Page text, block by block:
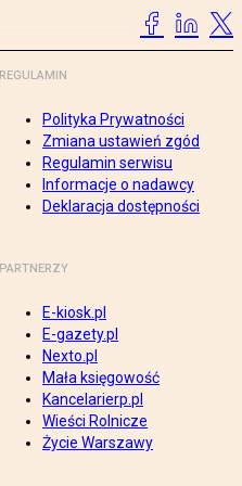
REGULAMIN
Polityka Prywatności
Zmiana ustawień zgód
Regulamin serwisu
Informacje o nadawcy
Deklaracja dostępności
PARTNERZY
E-kiosk.pl
E-gazety.pl
Nexto.pl
Mała księgowość
Kancelarierp.pl
Wieści Rolnicze
Życie Warszawy